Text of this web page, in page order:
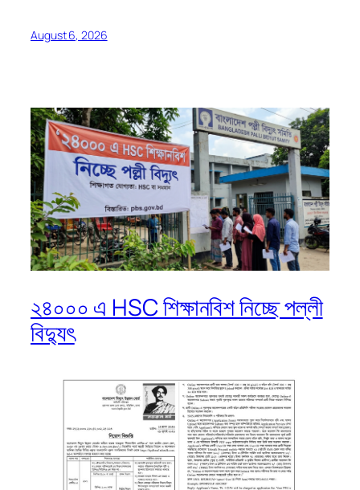
August 6, 2026
২৪০০০ এ HSC শিক্ষানবিশ নিচ্ছে পল্লী
বিদ্যুৎ